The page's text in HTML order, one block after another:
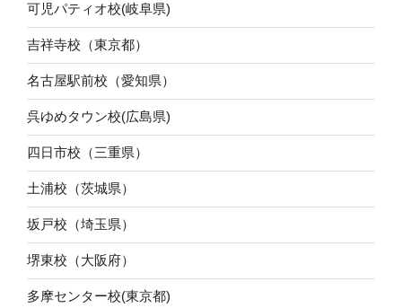
可児パティオ校(岐阜県)
吉祥寺校（東京都）
名古屋駅前校（愛知県）
呉ゆめタウン校(広島県)
四日市校（三重県）
土浦校（茨城県）
坂戸校（埼玉県）
堺東校（大阪府）
多摩センター校(東京都)